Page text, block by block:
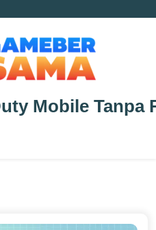
Mobile Tanpa